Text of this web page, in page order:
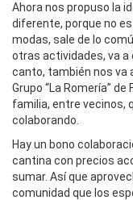
Ahora nos propuso la
diferente, porque no
modas, sale de lo
otras actividades, va a
canto, también nos va
Grupo “La Romería”
familia, entre vecinos,
colaborando.
Hay un bono
cantina con precios
sumar. Así que
comunidad que los